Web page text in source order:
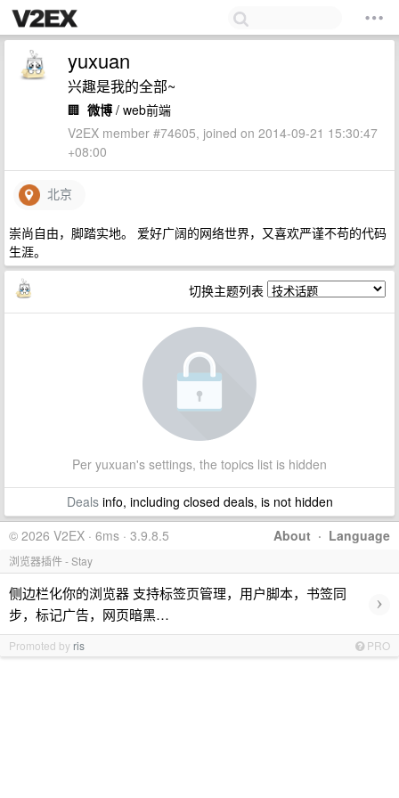
yuxuan
兴趣是我的全部~
🏢 微博 / web前端
V2EX member #74605, joined on 2014-09-21 15:30:47
+08:00
北京
崇尚自由，脚踏实地。 爱好广阔的网络世界，又喜欢严谨不苟的代码
生涯。
切换主题列表
Per yuxuan's settings, the topics list is hidden
Dealsinfo, including closed deals, is not hidden
About · Language
© 2026 V2EX · 6ms · 3.9.8.5
浏览器插件 - Stay
侧边栏化你的浏览器 支持标签页管理，用户脚本，书签同
步，标记广告，网页暗黑…
›
Promoted by ris PRO